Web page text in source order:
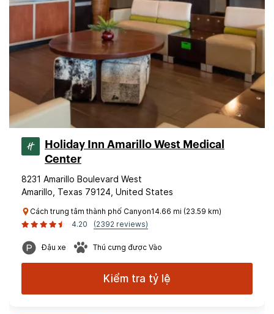
Holiday Inn Amarillo West Medical
Center
8231 Amarillo Boulevard West
Amarillo, Texas 79124, United States
Cách trung tâm thành phố Canyon14.66 mi (23.59 km)
4.20
(2392 reviews)
Đậu xe Thú cưng được Vào
Kiểm tra tỷ lệ